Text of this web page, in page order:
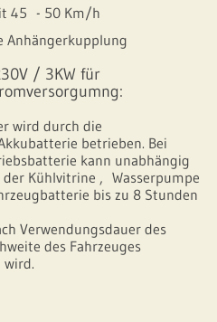
45 - 50 Km/h
Anhängerkupplung
/ 3KW für
wird durch die
betrieben. Bei
kann unabhängig
Kühlvitrine , Wasserpumpe
bis zu 8 Stunden
Verwendungsdauer des
des Fahrzeuges